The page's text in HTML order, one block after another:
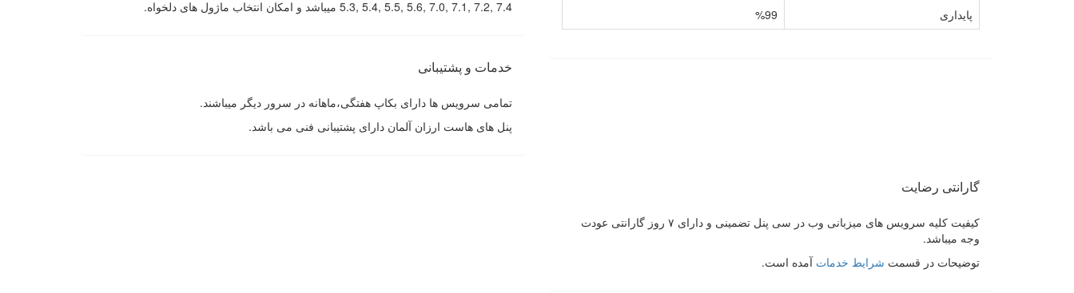
پایداری
%99
5.3, 5.4, 5.5, 5.6, 7.0, 7.1, 7.2, 7.4 میباشد و امکان انتخاب ماژول های دلخواه.
خدمات و پشتیبانی
تمامی سرویس ها دارای بکاپ هفتگی،ماهانه در سرور دیگر میباشند.
پنل های هاست ارزان آلمان دارای پشتیبانی فنی می باشد.
گارانتی رضایت
کیفیت کلیه سرویس های میزبانی وب در سی پنل تضمینی و دارای ۷ روز گارانتی عودت
وجه میباشد.
توضیحات در قسمت شرایط خدمات آمده است.